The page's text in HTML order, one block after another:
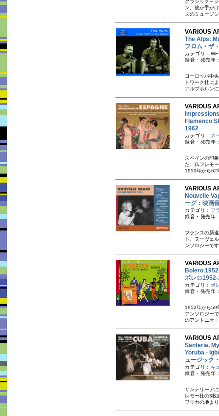
クラシック～
ン。彼が手が
ズのミュージ
VARIOUS
The Alps:
フロム・ザ
カテゴリ：
録音・発売年
ヨーロッパ中
トワーク社に
アルプホルン
VARIOUS
Flamenco
1962
カテゴリ： ス
録音・発売
スペインの印
た、仏フレモ
1950年から62
VARIOUS
Nouvelle
ーグ：映画
カテゴリ： フ
録音・発売
フランスの新
ト、ヌーヴェ
ンソロジーで
VARIOUS
Bolero
ボレロ
カテゴリ： ボ
録音・発売
1952年から59
アンソロジー
のアントニオ
VARIOUS
Santeria,
Yoruba -
ュージック
カテゴリ： キ
録音・発売
サンテリーア
レモー社の3枚
フリカの地よ